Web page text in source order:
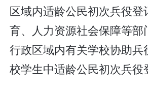
区域内适龄公民初次兵役登
育、人力资源社会保障等部
行政区域内有关学校协助兵
校学生中适龄公民初次兵役